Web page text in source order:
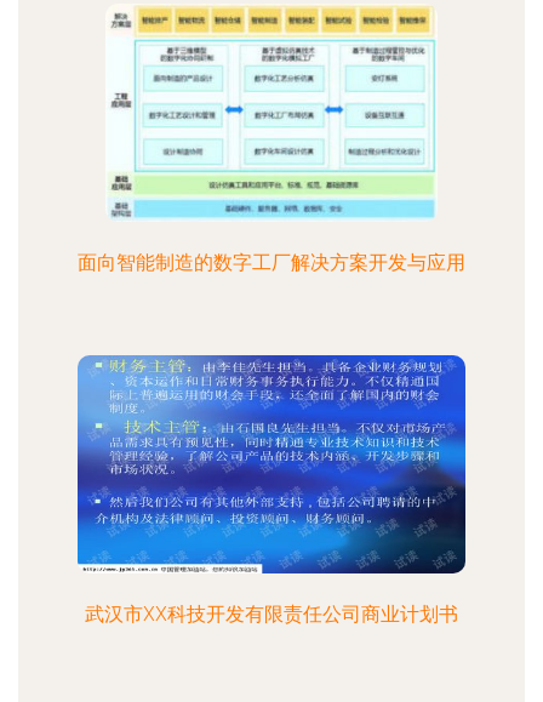
面向智能制造的数字工厂解决方案开发与应用
武汉市XX科技开发有限责任公司商业计划书